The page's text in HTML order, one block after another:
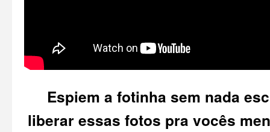
Espiem a fotinha sem nada
liberar essas fotos pra vocês